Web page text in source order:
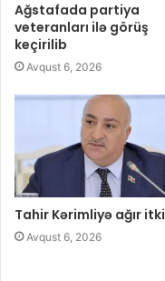
Ağstafada partiya
veteranları ilə görüş
keçirilib
Avqust 6, 2026
Tahir Kərimliyə ağır itki
Avqust 6, 2026